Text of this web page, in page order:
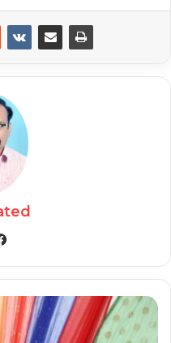
Facebook